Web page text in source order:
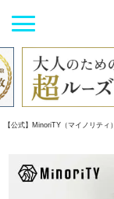
【公式】MinoriTY（マイノリティ）